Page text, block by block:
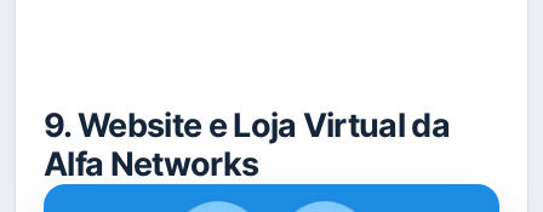
9. Website e Loja Virtual da
Alfa Networks